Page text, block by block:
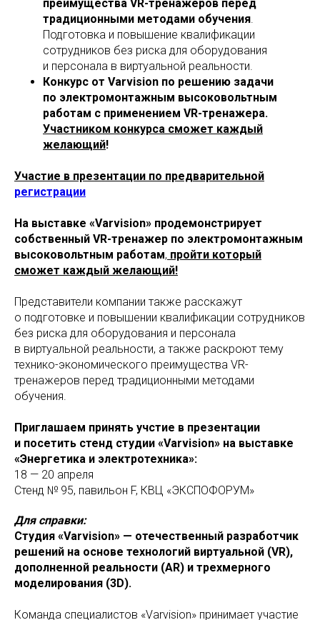
преимущества VR-тренажеров перед
традиционными методами обучения.
Подготовка и повышение квалификации
сотрудников без риска для оборудования
и персонала в виртуальной реальности.
Конкурс от Varvision по решению задачи
по электромонтажным высоковольтным
работам с применением VR-тренажера.
Участником конкурса сможет каждый
желающий!
Участие в презентации по предварительной
регистрации
На выставке «Varvision» продемонстрирует
собственный VR-тренажер по электромонтажным
высоковольтным работам, пройти который
сможет каждый желающий!
Представители компании также расскажут
о подготовке и повышении квалификации сотрудников
без риска для оборудования и персонала
в виртуальной реальности, а также раскроют тему
технико-экономического преимущества VR-
тренажеров перед традиционными методами
обучения.
Приглашаем принять учстие в презентации
и посетить стенд студии «Varvision» на выставке
«Энергетика и электротехника»:
18 — 20 апреля
Стенд № 95, павильон F, КВЦ «ЭКСПОФОРУМ»
Для справки:
Студия «Varvision» — отечественный разработчик
решений на основе технологий виртуальной (VR),
дополненной реальности (AR) и трехмерного
моделирования (3D).
Команда специалистов «Varvision» принимает участие